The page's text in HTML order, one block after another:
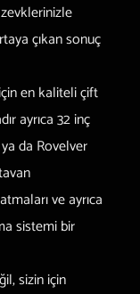
çıkan sonuç
en kaliteli çift
ayrıca 32 inç
da Rovelver
ve ayrıca
sistemi bir
sizin için